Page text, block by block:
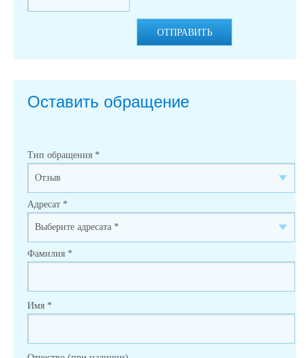
ОТПРАВИТЬ
Оставить обращение
Тип обращения *
Адресат *
Фамилия *
Имя *